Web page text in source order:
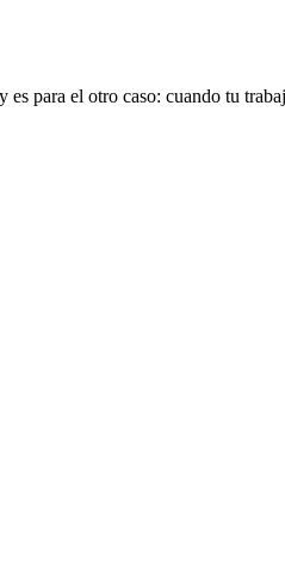
para el otro caso: cuando tu